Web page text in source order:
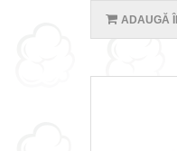
ADAUGĂ